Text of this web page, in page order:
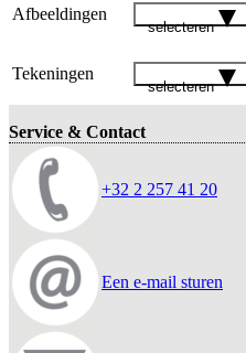
Afbeeldingen
selecteren
Tekeningen
selecteren
Service & Contact
+32 2 257 41 20
Een e-mail sturen